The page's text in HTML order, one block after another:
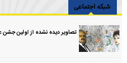
شبکه اجتماعی
تصاویر دیده نشده از اولین جشن